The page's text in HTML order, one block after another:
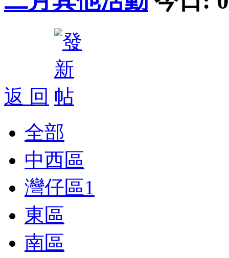
返 回
全部
中西區
灣仔區1
東區
南區